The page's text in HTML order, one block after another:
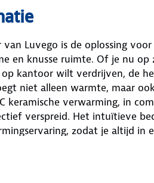
van Luvego is de oplossing
en knusse ruimte. Of je nu
kantoor wilt verdrijven, de
niet alleen warmte, maar
keramische verwarming, in
verspreid. Het intuïtieve
zodat je altijd in
inrichting.